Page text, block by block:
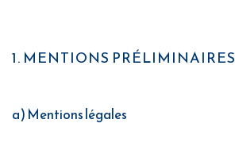
1. MENTIONS PRÉLIMINAIRES
a) Mentions légales